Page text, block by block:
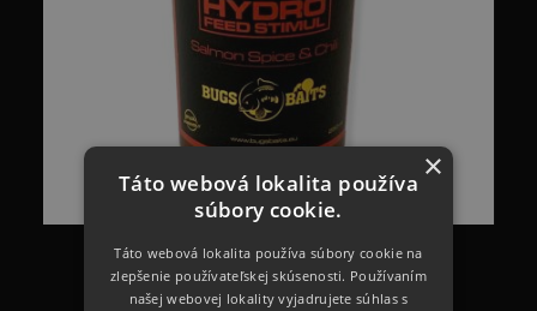
×
Táto webová lokalita používa
súbory cookie.
Táto webová lokalita používa súbory cookie na
zlepšenie používateľskej skúsenosti. Používaním
našej webovej lokality vyjadrujete súhlas s